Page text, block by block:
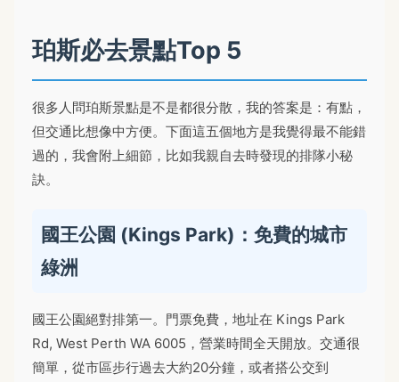
珀斯必去景點Top 5
很多人問珀斯景點是不是都很分散，我的答案是：有點，
但交通比想像中方便。下面這五個地方是我覺得最不能錯
過的，我會附上細節，比如我親自去時發現的排隊小秘
訣。
國王公園 (Kings Park)：免費的城市
綠洲
國王公園絕對排第一。門票免費，地址在 Kings Park
Rd, West Perth WA 6005，營業時間全天開放。交通很
簡單，從市區步行過去大約20分鐘，或者搭公交到